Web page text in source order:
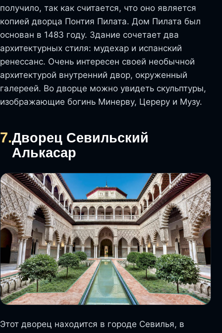
получило, так как считается, что оно является
копией дворца Понтия Пилата. Дом Пилата был
основан в 1483 году. Здание сочетает два
архитектурных стиля: мудехар и испанский
ренессанс. Очень интересен своей необычной
архитектурой внутренний двор, окруженный
галереей. Во дворце можно увидеть скульптуры,
изображающие богинь Минерву, Цереру и Музу.
7.Дворец Севильский
Алькасар
Этот дворец находится в городе Севилья, в